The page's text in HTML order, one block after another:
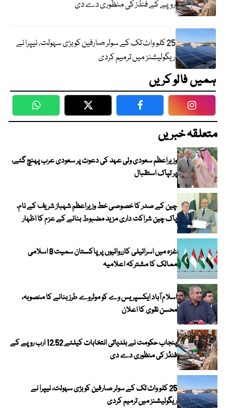
روپے کے فنڈز کی منظوری دے دی
25 کلو واٹ تک کے سولر صارفین کو بڑی سہولت، نیپرا نے
ریگولیشنز میں ترمیم کردی
ہمیں فالو کریں
WhatsApp Twitter Facebook
متعلقہ خبریں
وزیراعظم سعودی ولی عہد کی دعوت پر سعودی عرب پہنچ گئے،
پر تپاک استقبال
چین کے صدر کا خصوصی خط وزیراعظم شہباز شریف کے نام،
پاک چین شراکت داری مزید مضبوط بنانے کے عزم کا اظہار
غزہ میں اسرائیلی کارروائیوں پر پاکستان سمیت 8 اسلامی
ممالک کا مشترکہ اعلامیہ
اسلام آباد ایکسپریس وے کو موٹروے طرز بنانے کا منصوبہ،
محسن نقوی کا اعلان
پنجاب حکومت نے بلدیاتی انتخابات کیلئے 12.52 ارب روپے کے
فنڈز کی منظوری دے دی
25 کلو واٹ تک کے سولر صارفین کو بڑی سہولت، نیپرا نے
ریگولیشنز میں ترمیم کردی